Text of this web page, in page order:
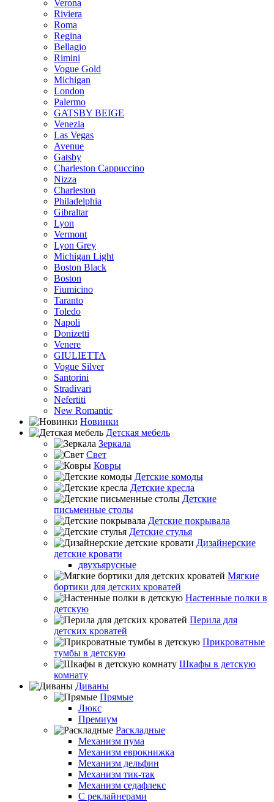
Verona
Riviera
Roma
Regina
Bellagio
Rimini
Vogue Gold
Michigan
London
Palermo
GATSBY BEIGE
Venezia
Las Vegas
Avenue
Gatsby
Charleston Cappuccino
Nizza
Charleston
Philadelphia
Gibraltar
Lyon
Vermont
Lyon Grey
Michigan Light
Boston Black
Boston
Fiumicino
Taranto
Toledo
Napoli
Donizetti
Venere
GIULIETTA
Vogue Silver
Santorini
Stradivari
Nefertiti
New Romantic
Новинки
Детская мебель
Зеркала
Свет
Ковры
Детские комоды
Детские кресла
Детские
письменные столы
Детские покрывала
Детские стулья
Дизайнерские
детские кровати
двухъярусные
Мягкие
бортики для детских кроватей
Настенные полки в
детскую
Перила для
детских кроватей
Прикроватные
тумбы в детскую
Шкафы в детскую
комнату
Диваны
Прямые
Люкс
Премиум
Раскладные
Механизм пума
Механизм еврокнижка
Механизм дельфин
Механизм тик-так
Механизм седафлекс
С реклайнерами